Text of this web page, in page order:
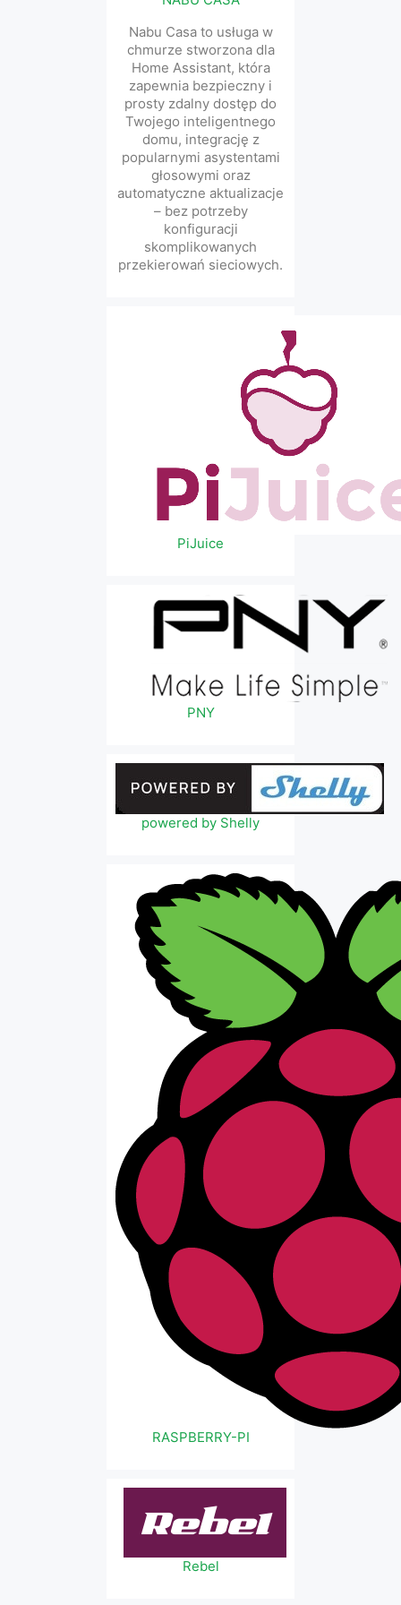
Nabu Casa to usługa w
chmurze stworzona dla
Home Assistant, która
zapewnia bezpieczny i
prosty zdalny dostęp do
Twojego inteligentnego
domu, integrację z
popularnymi asystentami
głosowymi oraz
automatyczne aktualizacje
– bez potrzeby
konfiguracji
skomplikowanych
przekierowań sieciowych.
PiJuice
PNY
powered by Shelly
RASPBERRY-PI
Rebel